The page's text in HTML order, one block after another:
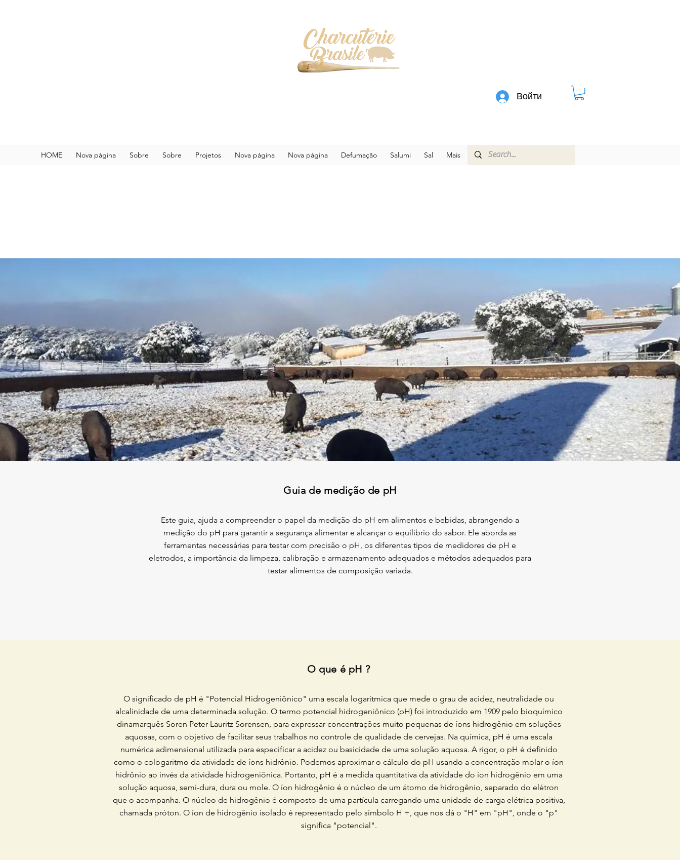
Войти
HOME Nova página Sobre Sobre Projetos Nova página Nova página Defumação Salumi Sal Mais
Guia de medição de pH
Este guia, ajuda a compreender o papel da medição do pH em alimentos e bebidas, abrangendo a
medição do pH para garantir a segurança alimentar e alcançar o equilíbrio do sabor. Ele aborda as
ferramentas necessárias para testar com precisão o pH, os diferentes tipos de medidores de pH e
eletrodos, a importância da limpeza, calibração e armazenamento adequados e métodos adequados para
testar alimentos de composição variada.
O que é pH ?
O significado de pH é "Potencial Hidrogeniônico" uma escala logarítmica que mede o grau de acidez, neutralidade ou
alcalinidade de uma determinada solução. O termo potencial hidrogeniônico (pH) foi introduzido em 1909 pelo bioquímico
dinamarquês Soren Peter Lauritz Sorensen, para expressar concentrações muito pequenas de íons hidrogênio em soluções
aquosas, com o objetivo de facilitar seus trabalhos no controle de qualidade de cervejas. Na química, pH é uma escala
numérica adimensional utilizada para especificar a acidez ou basicidade de uma solução aquosa. A rigor, o pH é definido
como o cologaritmo da atividade de íons hidrônio. Podemos aproximar o cálculo do pH usando a concentração molar o íon
hidrônio ao invés da atividade hidrogeniônica. Portanto, pH é a medida quantitativa da atividade do íon hidrogênio em uma
solução aquosa, semi-dura, dura ou mole. O íon hidrogênio é o núcleo de um átomo de hidrogênio, separado do elétron
que o acompanha. O núcleo de hidrogênio é composto de uma partícula carregando uma unidade de carga elétrica positiva,
chamada próton. O íon de hidrogênio isolado é representado pelo símbolo H +, que nos dá o "H" em "pH", onde o "p"
significa "potencial".